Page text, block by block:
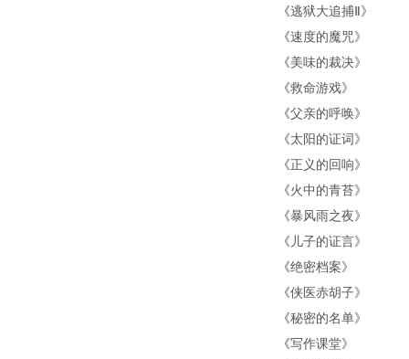
《逃狱大追捕Ⅱ 》
《速度的魔咒》
《美味的裁决》
《救命游戏》
《父亲的呼唤》
《太阳的证词 》
《正义的回响》
《火中的青苔》
《暴风雨之夜》
《 儿子的证言》
《绝密档案》
《侠医赤胡子》
《秘密的名单》
《写作课堂》